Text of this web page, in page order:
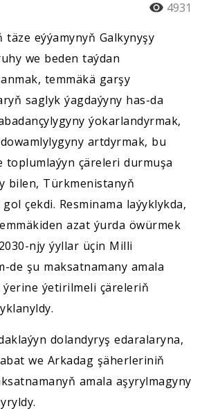
4931
eýýamynyň Galkynyşy
we beden taýdan
temmäkä garşy
saglyk ýagdaýyny has-da
ýokarlandyrmak,
artdyrmak, bu
toplumlaýyn çäreleri durmuşa
bilen, Türkmenistanyň
çekdi. Resminama laýyklykda,
azat ýurda öwürmek
njy ýyllar üçin Milli
de şu maksatnamany amala
ýerine ýetirilmeli çäreleriň
dolandyryş edaralaryna,
we Arkadag şäherleriniň
amala aşyrylmagyny